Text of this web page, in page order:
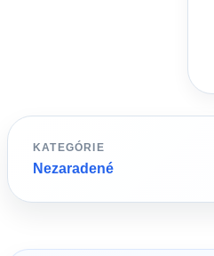
KATEGÓRIE
Nezaradené